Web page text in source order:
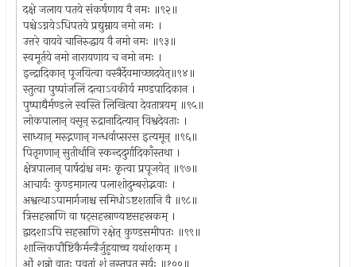
दक्षे जलाय पतये संकर्षणाय वै नमः ॥९२॥
पश्चेऽग्नयेऽधिपतये प्रद्युम्नाय नमो नमः ।
उत्तरे वायवे चानिरुद्धाय वै नमो नमः ॥९३॥
स्वमूर्तये नमो नारायणाय च नमो नमः ।
इन्द्रादिकान् पूजयित्वा वस्त्रैर्देवमाच्छादयेत्॥९४॥
स्तुत्वा पुष्पांजलिं दत्वाऽवकीर्य मण्डपादिकान ।
पुष्पाद्यैर्मण्डले स्वस्ति लिखित्वा देवतात्रयम् ॥९५॥
लोकपालान् वसून् रुद्रानादित्यान् विश्वदेवताः ।
साध्यान् मरुद्गणान् गन्धर्वाप्सरस इत्यमून् ॥९६॥
पितृगणान् सुतीर्थानि स्कन्ददुर्गादिकाँस्तथा ।
क्षेत्रपालान् पार्षदांश्च नमः कृत्वा प्रपूजयेत् ॥९७॥
आचार्यः कुण्डमागत्य पलाशोदुम्बरोद्भवाः ।
अश्वत्थाऽपामार्गजाश्च समिधोऽष्टशतानि वै ॥९८॥
त्रिसहस्राणि वा षट्सहस्राण्यष्टसहस्रकम् ।
द्वादशाऽपि सहस्राणि रक्षेत् कुण्डसमीपतः ॥९९॥
शान्तिकपौष्टिकैर्मन्त्रैर्जुहुयाच्च यथांशकम् ।